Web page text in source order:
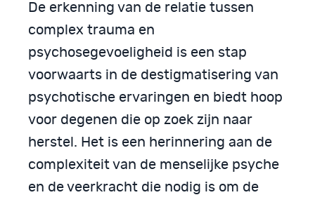
De erkenning van de relatie tussen
complex trauma en
psychosegevoeligheid is een stap
voorwaarts in de destigmatisering van
psychotische ervaringen en biedt hoop
voor degenen die op zoek zijn naar
herstel. Het is een herinnering aan de
complexiteit van de menselijke psyche
en de veerkracht die nodig is om de